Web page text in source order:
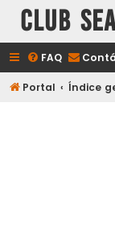
Club
FAQ
Portal Índice